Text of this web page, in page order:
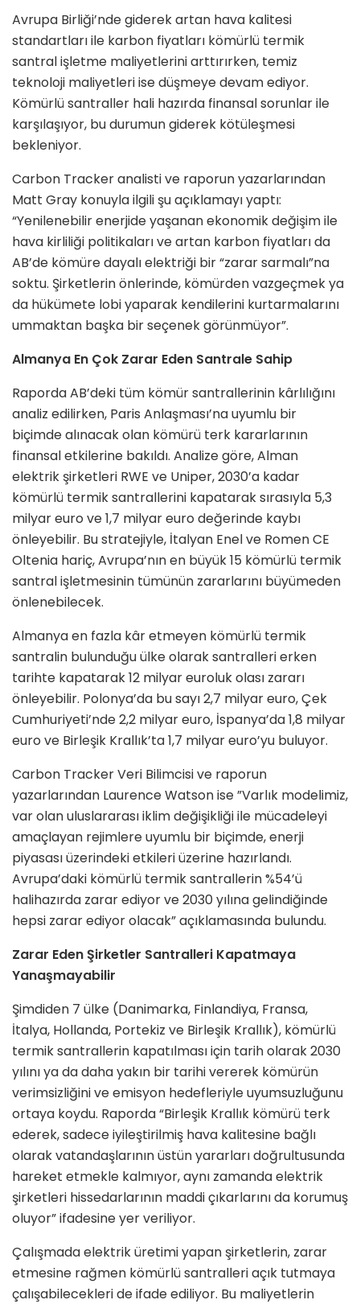
Avrupa Birliği’nde giderek artan hava kalitesi
standartları ile karbon fiyatları kömürlü termik
santral işletme maliyetlerini arttırırken, temiz
teknoloji maliyetleri ise düşmeye devam ediyor.
Kömürlü santraller hali hazırda finansal sorunlar ile
karşılaşıyor, bu durumun giderek kötüleşmesi
bekleniyor.
Carbon Tracker analisti ve raporun yazarlarından
Matt Gray konuyla ilgili şu açıklamayı yaptı:
“Yenilenebilir enerjide yaşanan ekonomik değişim ile
hava kirliliği politikaları ve artan karbon fiyatları da
AB’de kömüre dayalı elektriği bir “zarar sarmalı”na
soktu. Şirketlerin önlerinde, kömürden vazgeçmek ya
da hükümete lobi yaparak kendilerini kurtarmalarını
ummaktan başka bir seçenek görünmüyor”.
Almanya En Çok Zarar Eden Santrale Sahip
Raporda AB’deki tüm kömür santrallerinin kârlılığını
analiz edilirken, Paris Anlaşması’na uyumlu bir
biçimde alınacak olan kömürü terk kararlarının
finansal etkilerine bakıldı. Analize göre, Alman
elektrik şirketleri RWE ve Uniper, 2030’a kadar
kömürlü termik santrallerini kapatarak sırasıyla 5,3
milyar euro ve 1,7 milyar euro değerinde kaybı
önleyebilir. Bu stratejiyle, İtalyan Enel ve Romen CE
Oltenia hariç, Avrupa’nın en büyük 15 kömürlü termik
santral işletmesinin tümünün zararlarını büyümeden
önlenebilecek.
Almanya en fazla kâr etmeyen kömürlü termik
santralin bulunduğu ülke olarak santralleri erken
tarihte kapatarak 12 milyar euroluk olası zararı
önleyebilir. Polonya’da bu sayı 2,7 milyar euro, Çek
Cumhuriyeti’nde 2,2 milyar euro, İspanya’da 1,8 milyar
euro ve Birleşik Krallık’ta 1,7 milyar euro’yu buluyor.
Carbon Tracker Veri Bilimcisi ve raporun
yazarlarından Laurence Watson ise ”Varlık modelimiz,
var olan uluslararası iklim değişikliği ile mücadeleyi
amaçlayan rejimlere uyumlu bir biçimde, enerji
piyasası üzerindeki etkileri üzerine hazırlandı.
Avrupa’daki kömürlü termik santrallerin %54’ü
halihazırda zarar ediyor ve 2030 yılına gelindiğinde
hepsi zarar ediyor olacak” açıklamasında bulundu.
Zarar Eden Şirketler Santralleri Kapatmaya
Yanaşmayabilir
Şimdiden 7 ülke (Danimarka, Finlandiya, Fransa,
İtalya, Hollanda, Portekiz ve Birleşik Krallık), kömürlü
termik santrallerin kapatılması için tarih olarak 2030
yılını ya da daha yakın bir tarihi vererek kömürün
verimsizliğini ve emisyon hedefleriyle uyumsuzluğunu
ortaya koydu. Raporda “Birleşik Krallık kömürü terk
ederek, sadece iyileştirilmiş hava kalitesine bağlı
olarak vatandaşlarının üstün yararları doğrultusunda
hareket etmekle kalmıyor, aynı zamanda elektrik
şirketleri hissedarlarının maddi çıkarlarını da korumuş
oluyor” ifadesine yer veriliyor.
Çalışmada elektrik üretimi yapan şirketlerin, zarar
etmesine rağmen kömürlü santralleri açık tutmaya
çalışabilecekleri de ifade ediliyor. Bu maliyetlerin